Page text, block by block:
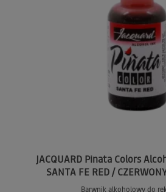
JACQUARD Pinata Colors
SANTA FE RED /
Barwnik alkoholowy do